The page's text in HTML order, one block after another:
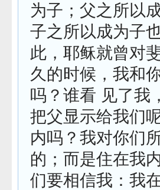
为子；父之所以
子之所以成为子
此，耶稣就曾对
久的时候，我和
吗？谁看 见了我
把父显示给我们
内吗？我对你们
的；而是住在我
们要相信我：我